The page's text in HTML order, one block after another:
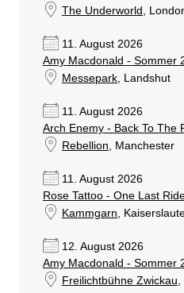
The Underworld
,
11. August 2026
Amy Macdonald - Sommer
Messepark, Landshut
11. August 2026
Arch Enemy - Back To The
Rebellion , Manchester
11. August 2026
Rose Tattoo - One Last
Kammgarn ,
12. August 2026
Amy Macdonald - Sommer
Freilichtbühne Zwickau